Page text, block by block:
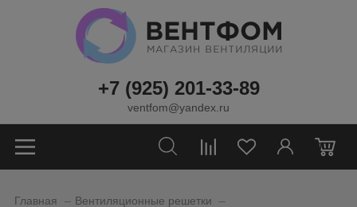
+7 (925) 201-33-89
ventfom@yandex.ru
0
Главная Вентиляционные решетки